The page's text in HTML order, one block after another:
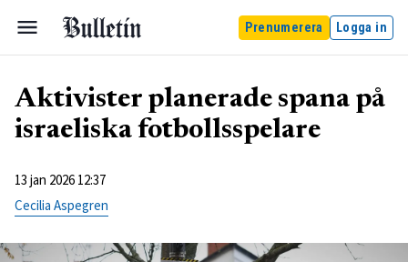
Prenumerera Logga in
Aktivister planerade spana på
israeliska fotbollsspelare
13 jan 2026 12:37
Cecilia Aspegren